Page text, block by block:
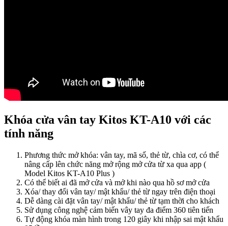
Khóa cửa vân tay Kitos KT-A10 với các
tính năng
Phương thức mở khóa: vân tay, mã số, thẻ từ, chìa cơ, có thể
nâng cấp lên chức năng mở rộng mở cửa từ xa qua app (
Model Kitos KT-A10 Plus )
Có thể biết ai đã mở cửa và mở khi nào qua hồ sơ mở cửa
Xóa/ thay đổi vân tay/ mật khẩu/ thẻ từ ngay trên điện thoại
Dễ dàng cài đặt vân tay/ mật khẩu/ thẻ từ tạm thời cho khách
Sử dụng công nghệ cảm biến vây tay đa điểm 360 tiên tiến
Tự động khóa màn hình trong 120 giây khi nhập sai mật khẩu